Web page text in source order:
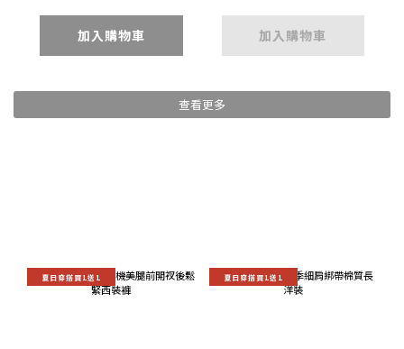
加入購物車 加入購物車
查看更多
夏日穿搭買1送1 夏日穿搭買1送1